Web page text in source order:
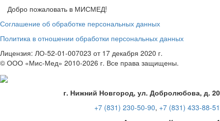
Добро пожаловать в МИСМЕД!
Соглашение об обработке персональных данных
Политика в отношении обработки персональных данных
Лицензия: ЛО-52-01-007023 от 17 декабря 2020 г.
© ООО «Мис-Мед» 2010-2026 г. Все права защищены.
г. Нижний Новгород, ул. Добролюбова, д. 20
+7 (831) 230-50-90, +7 (831) 433-88-51